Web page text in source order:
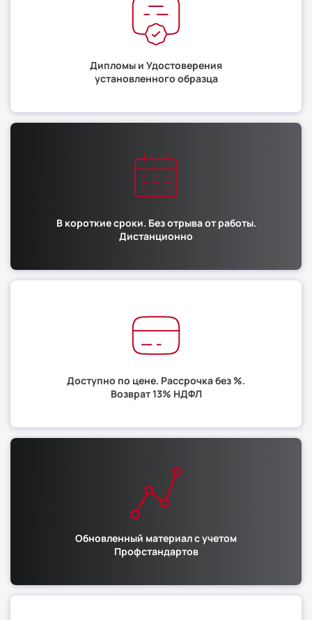
Дипломы и Удостоверения
установленного образца
В короткие сроки. Без отрыва от работы.
Дистанционно
Доступно по цене. Рассрочка без %.
Возврат 13% НДФЛ
Обновленный материал с учетом
Профстандартов